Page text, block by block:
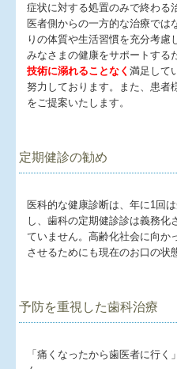
コロナ感染予防に
求人情報
施設基準
症状に対する処置のみで終わる
医者側からの一方的な治療では
りの体質や生活習慣を充分考慮
みなさまの健康をサポートする
技術に溺れることなく満足して
努力しております。また、患者
をご提案いたします。
定期健診の勧め
医科的な健康診断は、年に1回
し、歯科の定期健診診は義務化
ていません。高齢化社会に向か
させるためにも現在のお口の状
予防を重視した歯科治療
「痛くなったから歯医者に行